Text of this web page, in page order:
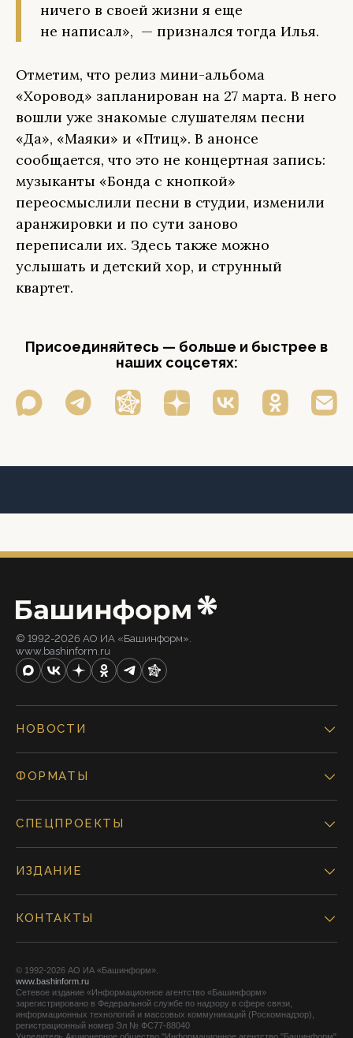
ничего в своей жизни я еще
не написал», — признался тогда Илья.
Отметим, что релиз мини-альбома
«Хоровод» запланирован на 27 марта. В него
вошли уже знакомые слушателям песни
«Да», «Маяки» и «Птиц». В анонсе
сообщается, что это не концертная запись:
музыканты «Бонда с кнопкой»
переосмыслили песни в студии, изменили
аранжировки и по сути заново
переписали их. Здесь также можно
услышать и детский хор, и струнный
квартет.
Присоединяйтесь — больше и быстрее в
наших соцсетях:
© 1992-2026 АО ИА «Башинформ».
www.bashinform.ru
НОВОСТИ
ФОРМАТЫ
СПЕЦПРОЕКТЫ
ИЗДАНИЕ
КОНТАКТЫ
© 1992-2026 АО ИА «Башинформ».
www.bashinform.ru
Сетевое издание «Информационное агентство «Башинформ»
зарегистрировано в Федеральной службе по надзору в сфере связи,
информационных технологий и массовых коммуникаций (Роскомнадзор),
регистрационный номер Эл № ФС77-88040